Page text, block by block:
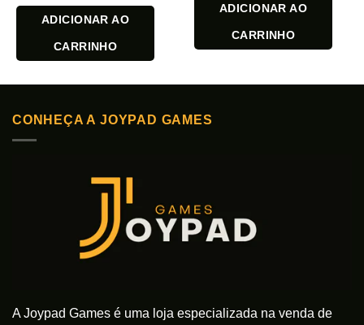
ADICIONAR AO
CARRINHO
ADICIONAR AO
CARRINHO
CONHEÇA A JOYPAD GAMES
A Joypad Games é uma loja especializada na venda de